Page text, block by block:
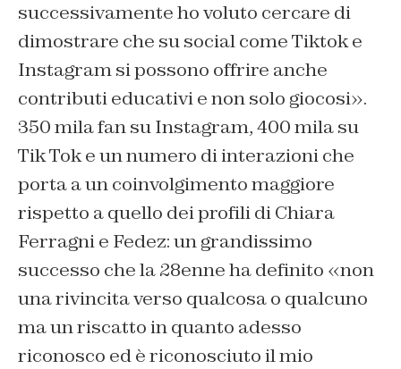
successivamente ho voluto cercare di
dimostrare che su social come Tiktok e
Instagram si possono offrire anche
contributi educativi e non solo giocosi».
350 mila fan su Instagram, 400 mila su
Tik Tok e un numero di interazioni che
porta a un coinvolgimento maggiore
rispetto a quello dei profili di Chiara
Ferragni e Fedez: un grandissimo
successo che la 28enne ha definito «non
una rivincita verso qualcosa o qualcuno
ma un riscatto in quanto adesso
riconosco ed è riconosciuto il mio